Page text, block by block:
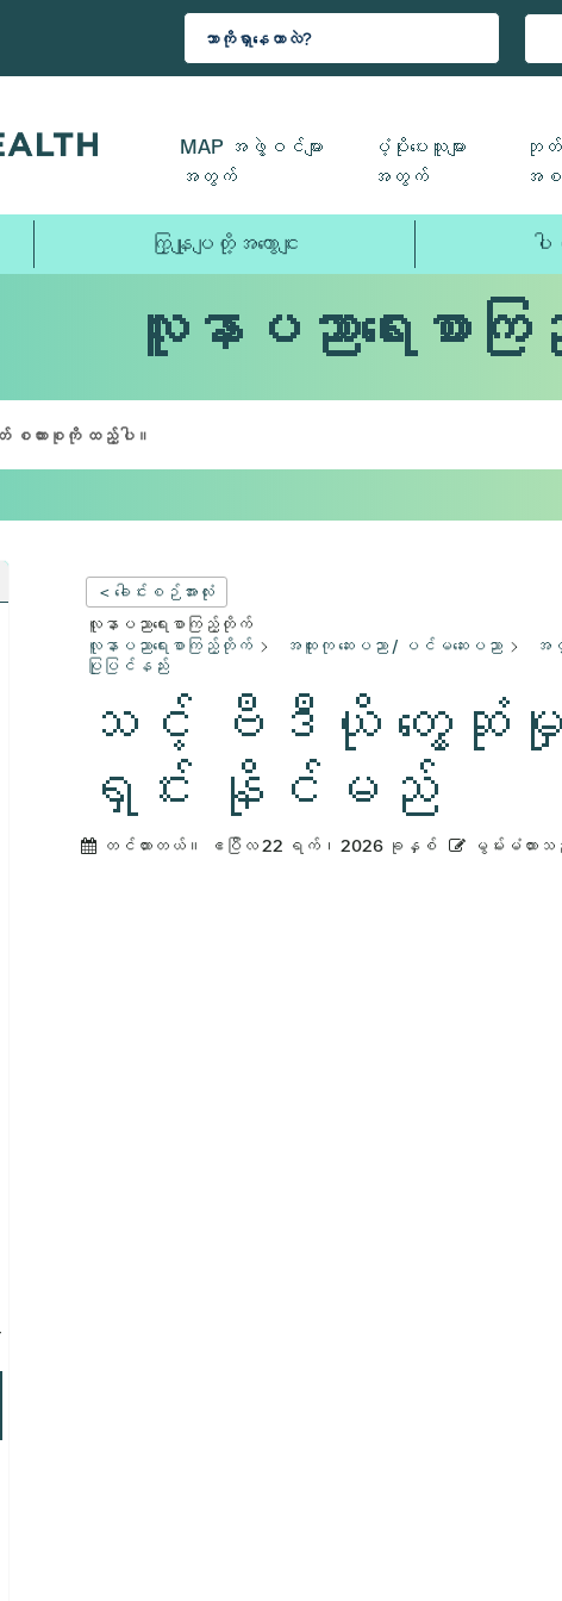
MAP အဖွဲ့ဝင်များ
အတွက်
ပံ့ပိုးပေးသူများ
အတွက်
ဘုတ်
အစ
ကြှနျုပျတို့အကွောငျး ပ
လူနာပညာရေးစာ
< ခေါင်းစဉ်အားလုံး
လူနာပညာရေးစာကြည့်တိုက်
လူနာပညာရေးစာကြည့်တိုက်
အထူးကု ဆေးပညာ / ပင်မဆေးပညာ အ
ပြုပြင်နည်း
သင့် ဗီဒီယို တွေ့ဆုံမှု ပ
ရှင်း နိုင်မည်
တင်ထားတယ်။ ဧပြီလ 22 ရက်၊ 2026 ခုနှစ် မွမ်းမံထား